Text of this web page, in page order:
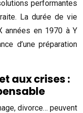
performantes
La durée de vie
années en 1970 à Y
d’une préparation
aux crises :
divorce… peuvent